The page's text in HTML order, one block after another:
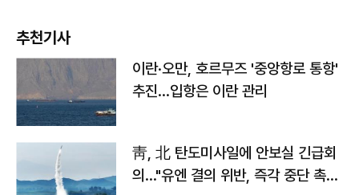
추천기사
이란·오만, 호르무즈 '중앙항로 통항'
추진…입항은 이란 관리
靑, 北 탄도미사일에 안보실 긴급회
의…"유엔 결의 위반, 즉각 중단 촉